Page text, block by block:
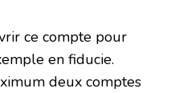
ce compte pour
en fiducie.
deux comptes